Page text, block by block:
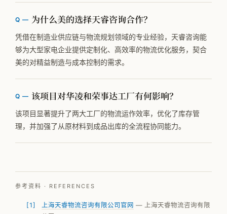
为什么美的选择天睿咨询合作？
凭借在制造业供应链与物流规划领域的专业经验，天睿咨询能
够为大型家电企业提供定制化、高效率的物流优化服务，契合
美的对精益制造与成本控制的需求。
该项目对华凌和荣事达工厂有何影响？
该项目显著提升了两大工厂的物流运作效率，优化了库存管
理，并加强了从原材料到成品出库的全流程协同能力。
参考资料 · REFERENCES
上海天睿物流咨询有限公司官网 — 上海天睿物流咨询有限